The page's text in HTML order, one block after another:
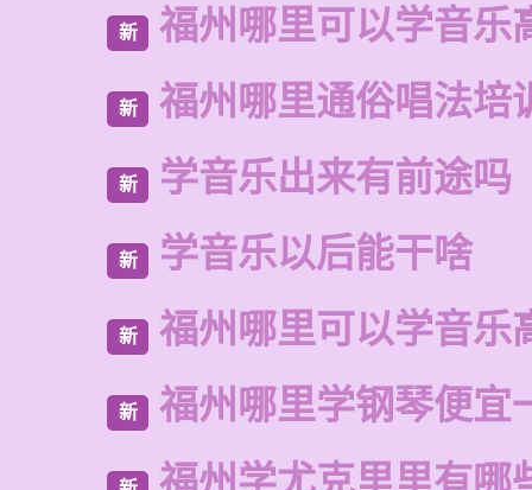
新 福州哪里可以学音乐
新 福州哪里通俗唱法培
新 学音乐出来有前途吗
新 学音乐以后能干啥
新 福州哪里可以学音乐
新 福州哪里学钢琴便宜
福州学尤克里里有哪